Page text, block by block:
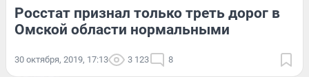
Росстат признал только треть дорог в
Омской области нормальными
30 октября, 2019, 17:13 3 123 8